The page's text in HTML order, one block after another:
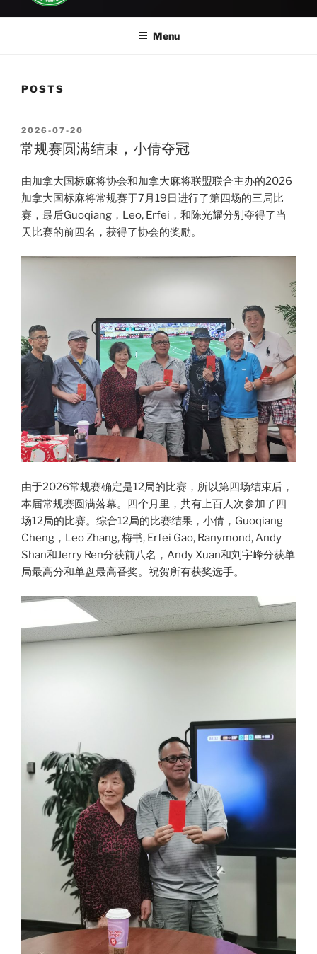
Menu
POSTS
POSTED
ON
2026-07-20
常规赛圆满结束，小倩夺冠
由加拿大国标麻将协会和加拿大麻将联盟联合主办的2026
加拿大国标麻将常规赛于7月19日进行了第四场的三局比
赛，最后Guoqiang，Leo, Erfei，和陈光耀分别夺得了当
天比赛的前四名，获得了协会的奖励。
由于2026常规赛确定是12局的比赛，所以第四场结束后，
本届常规赛圆满落幕。四个月里，共有上百人次参加了四
场12局的比赛。综合12局的比赛结果，小倩，Guoqiang
Cheng，Leo Zhang, 梅书, Erfei Gao, Ranymond, Andy
Shan和Jerry Ren分获前八名，Andy Xuan和刘宇峰分获单
局最高分和单盘最高番奖。祝贺所有获奖选手。